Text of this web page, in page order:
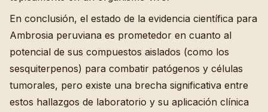
En conclusión, el estado de la evidencia científica para
Ambrosia peruviana es prometedor en cuanto al
potencial de sus compuestos aislados (como los
sesquiterpenos) para combatir patógenos y células
tumorales, pero existe una brecha significativa entre
estos hallazgos de laboratorio y su aplicación clínica